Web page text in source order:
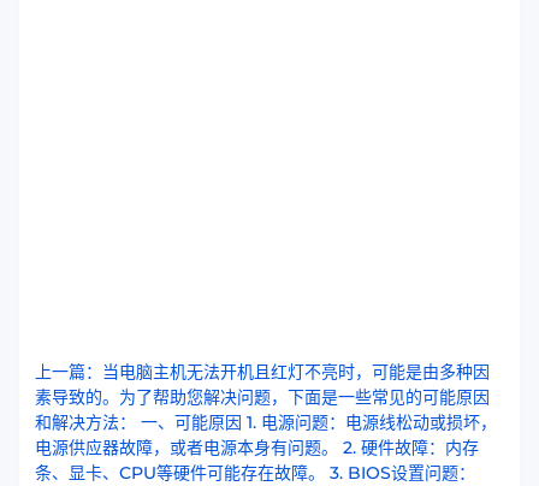
上一篇：当电脑主机无法开机且红灯不亮时，可能是由多种因
素导致的。为了帮助您解决问题，下面是一些常见的可能原因
和解决方法： 一、可能原因 1. 电源问题：电源线松动或损坏，
电源供应器故障，或者电源本身有问题。 2. 硬件故障：内存
条、显卡、CPU等硬件可能存在故障。 3. BIOS设置问题：